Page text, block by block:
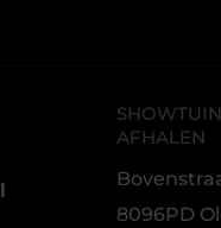
AFHALEN
8096PD